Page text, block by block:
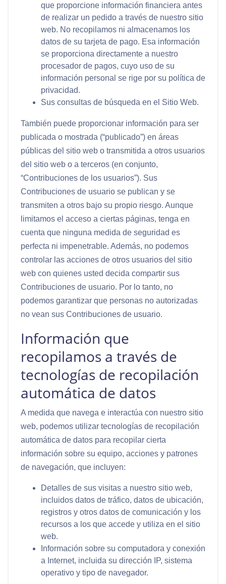
que proporcione información financiera antes
de realizar un pedido a través de nuestro sitio
web. No recopilamos ni almacenamos los
datos de su tarjeta de pago. Esa información
se proporciona directamente a nuestro
procesador de pagos, cuyo uso de su
información personal se rige por su política de
privacidad.
Sus consultas de búsqueda en el Sitio Web.
También puede proporcionar información para ser
publicada o mostrada (“publicado”) en áreas
públicas del sitio web o transmitida a otros usuarios
del sitio web o a terceros (en conjunto,
“Contribuciones de los usuarios”). Sus
Contribuciones de usuario se publican y se
transmiten a otros bajo su propio riesgo. Aunque
limitamos el acceso a ciertas páginas, tenga en
cuenta que ninguna medida de seguridad es
perfecta ni impenetrable. Además, no podemos
controlar las acciones de otros usuarios del sitio
web con quienes usted decida compartir sus
Contribuciones de usuario. Por lo tanto, no
podemos garantizar que personas no autorizadas
no vean sus Contribuciones de usuario.
Información que
recopilamos a través de
tecnologías de recopilación
automática de datos
A medida que navega e interactúa con nuestro sitio
web, podemos utilizar tecnologías de recopilación
automática de datos para recopilar cierta
información sobre su equipo, acciones y patrones
de navegación, que incluyen:
Detalles de sus visitas a nuestro sitio web,
incluidos datos de tráfico, datos de ubicación,
registros y otros datos de comunicación y los
recursos a los que accede y utiliza en el sitio
web.
Información sobre su computadora y conexión
a Internet, incluida su dirección IP, sistema
operativo y tipo de navegador.